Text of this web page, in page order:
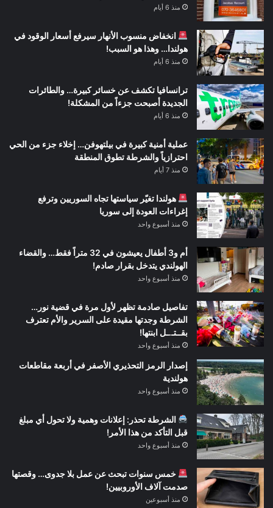
منذ 6 أيام
انخفاض منسوب الأنهار سيرفع أسعار الوقود في
هولندا… وهذا هو السبب!
منذ 6 أيام
ترانسافيا تكشف عن خسائر كبيرة… والطائرات
الجديدة أصبحت جزءاً من المشكلة!
منذ 6 أيام
عملية أمنية كبيرة في بيلتهوفن… إخلاء جزء من الحي
احترازياً والشرطة تطوق المنطقة
منذ 7 أيام
هولندا تغيّر سياستها تجاه السوريين وترفع
إغراءات العودة إلى سوريا
منذ أسبوع واحد
أم و3 أطفال يعيشون في 32 متراً فقط… والقضاء
الهولندي يتدخل بقرار صادم!
منذ أسبوع واحد
تفاصيل صادمة تظهر لأول مرة في قضية نور…
الشرطة وجدتها مقيدة على السرير والأم تعترف
بقــتـ.ـل ابنتها!
منذ أسبوع واحد
إصدار الرمز التحذيري الأصفر في أربعة مقاطعات
هولندية
منذ أسبوع واحد
الشرطة تحذر: إعلانات وهمية ولا تحول أي مبلغ
قبل التأكد من هذا الأمر!
منذ أسبوع واحد
خمس سنوات تبحث عن عمل بلا جدوى… وقصتها
صدمت آلاف الأوروبيين!
منذ أسبوعين